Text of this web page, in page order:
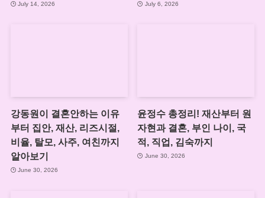
July 14, 2026 July 6, 2026
강동원이 결혼안하는 이유
부터 집안, 재산, 리즈시절,
비율, 탈모, 사주, 여친까지
알아보기
June 30, 2026
윤정수 총정리! 재산부터 원
자현과 결혼, 부인 나이, 국
적, 직업, 김숙까지
June 30, 2026